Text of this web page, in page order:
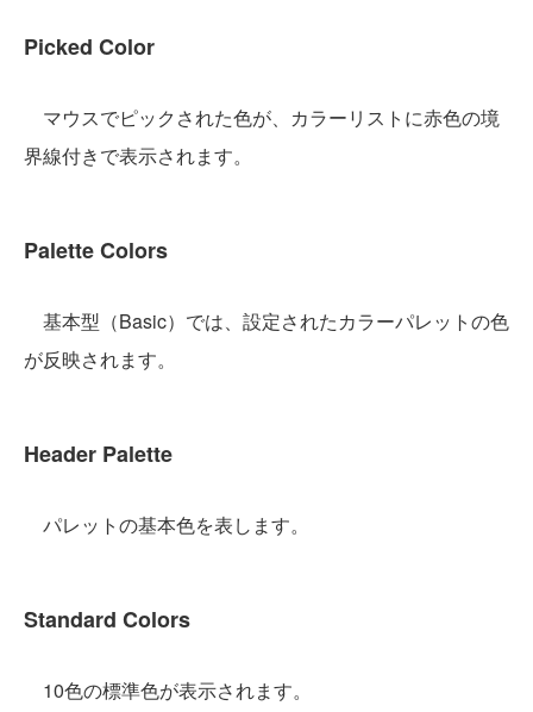
Picked Color
マウスでピックされた色が、カラーリストに赤色の境
界線付きで表示されます。
Palette Colors
基本型（Basic）では、設定されたカラーパレットの色
が反映されます。
Header Palette
パレットの基本色を表します。
Standard Colors
10色の標準色が表示されます。